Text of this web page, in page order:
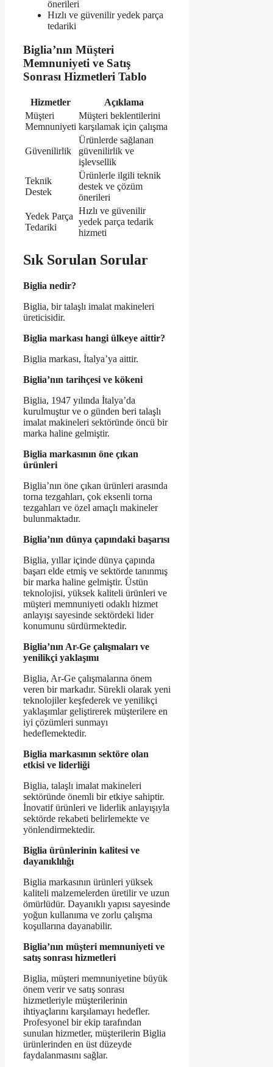
önerileri
Hızlı ve güvenilir yedek parça
tedariki
Biglia’nın Müşteri
Memnuniyeti ve Satış
Sonrası Hizmetleri Tablo
Hizmetler
Açıklama
Müşteri
Memnuniyeti
Müşteri beklentilerini
karşılamak için çalışma
Güvenilirlik
Ürünlerde sağlanan
güvenilirlik ve
işlevsellik
Teknik
Destek
Ürünlerle ilgili teknik
destek ve çözüm
önerileri
Yedek Parça
Tedariki
Hızlı ve güvenilir
yedek parça tedarik
hizmeti
Sık Sorulan Sorular
Biglia nedir?
Biglia, bir talaşlı imalat makineleri
üreticisidir.
Biglia markası hangi ülkeye aittir?
Biglia markası, İtalya’ya aittir.
Biglia’nın tarihçesi ve kökeni
Biglia, 1947 yılında İtalya’da
kurulmuştur ve o günden beri talaşlı
imalat makineleri sektöründe öncü bir
marka haline gelmiştir.
Biglia markasının öne çıkan
ürünleri
Biglia’nın öne çıkan ürünleri arasında
torna tezgahları, çok eksenli torna
tezgahları ve özel amaçlı makineler
bulunmaktadır.
Biglia’nın dünya çapındaki başarısı
Biglia, yıllar içinde dünya çapında
başarı elde etmiş ve sektörde tanınmış
bir marka haline gelmiştir. Üstün
teknolojisi, yüksek kaliteli ürünleri ve
müşteri memnuniyeti odaklı hizmet
anlayışı sayesinde sektördeki lider
konumunu sürdürmektedir.
Biglia’nın Ar-Ge çalışmaları ve
yenilikçi yaklaşımı
Biglia, Ar-Ge çalışmalarına önem
veren bir markadır. Sürekli olarak yeni
teknolojiler keşfederek ve yenilikçi
yaklaşımlar geliştirerek müşterilere en
iyi çözümleri sunmayı
hedeflemektedir.
Biglia markasının sektöre olan
etkisi ve liderliği
Biglia, talaşlı imalat makineleri
sektöründe önemli bir etkiye sahiptir.
İnovatif ürünleri ve liderlik anlayışıyla
sektörde rekabeti belirlemekte ve
yönlendirmektedir.
Biglia ürünlerinin kalitesi ve
dayanıklılığı
Biglia markasının ürünleri yüksek
kaliteli malzemelerden üretilir ve uzun
ömürlüdür. Dayanıklı yapısı sayesinde
yoğun kullanıma ve zorlu çalışma
koşullarına dayanabilir.
Biglia’nın müşteri memnuniyeti ve
satış sonrası hizmetleri
Biglia, müşteri memnuniyetine büyük
önem verir ve satış sonrası
hizmetleriyle müşterilerinin
ihtiyaçlarını karşılamayı hedefler.
Profesyonel bir ekip tarafından
sunulan hizmetler, müşterilerin Biglia
ürünlerinden en üst düzeyde
faydalanmasını sağlar.